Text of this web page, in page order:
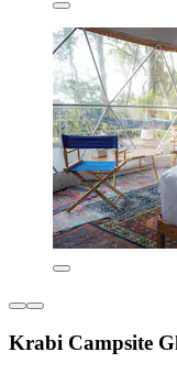
Krabi Campsite